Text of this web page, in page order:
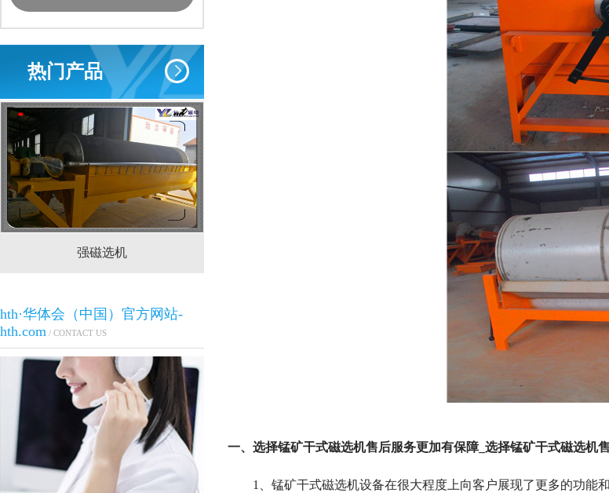
热门产品
强磁选机 稀土永磁辊式强磁选机
hth·华体会（中国）官方网站-
hth.com / CONTACT US
一、选择锰矿干式磁选机售后服务更加有保障_选择锰矿干式磁选机
1、锰矿干式磁选机设备在很大程度上向客户展现了更多的功